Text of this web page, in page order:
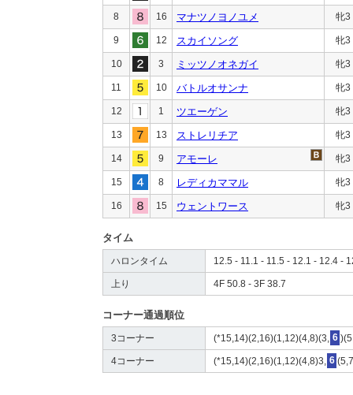
8 16 マナツノヨノユメ 牝3
9 12 スカイソング 牝3
10 3 ミッツノオネガイ 牝3
11 10 バトルオサンナ 牝3
12 1 ツエーゲン 牝3
13 13 ストレリチア 牝3
14 9 アモーレ 牝3
15 8 レディカママル 牝3
16 15 ウェントワース 牝3
タイム
ハロンタイム 12.5 - 11.1 - 11.5 - 12.1 - 12.4 -
上り 4F 50.8 - 3F 38.7
コーナー通過順位
3コーナー (*15,14)(2,16)(1,12)(4,8)(3, 6
4コーナー (*15,14)(2,16)(1,12)(4,8)3, 6